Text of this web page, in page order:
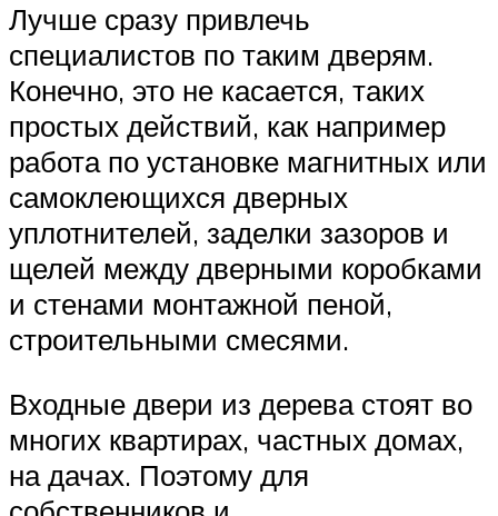
Лучше сразу привлечь
специалистов по таким дверям.
Конечно, это не касается, таких
простых действий, как например
работа по установке магнитных или
самоклеющихся дверных
уплотнителей, заделки зазоров и
щелей между дверными коробками
и стенами монтажной пеной,
строительными смесями.
Входные двери из дерева стоят во
многих квартирах, частных домах,
на дачах. Поэтому для